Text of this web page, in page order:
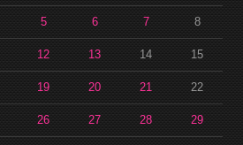
5 6 7 8
12 13 14 15
19 20 21 22
26 27 28 29